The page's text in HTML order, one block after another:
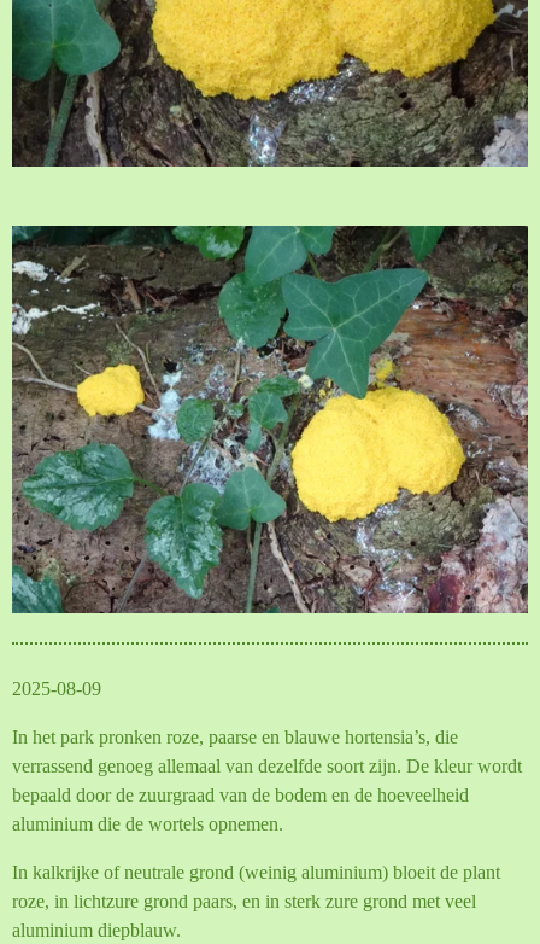
2025-08-09
In het park pronken roze, paarse en blauwe hortensia’s, die
verrassend genoeg allemaal van dezelfde soort zijn. De kleur wordt
bepaald door de zuurgraad van de bodem en de hoeveelheid
aluminium die de wortels opnemen.
In kalkrijke of neutrale grond (weinig aluminium) bloeit de plant
roze, in lichtzure grond paars, en in sterk zure grond met veel
aluminium diepblauw.